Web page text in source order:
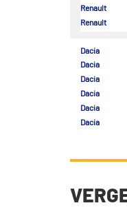
Renault
Renault
Dacia
Dacia
Dacia
Dacia
Dacia
Dacia